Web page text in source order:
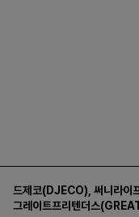
드제코(DJECO) 써니라이
그레이트프리텐더스